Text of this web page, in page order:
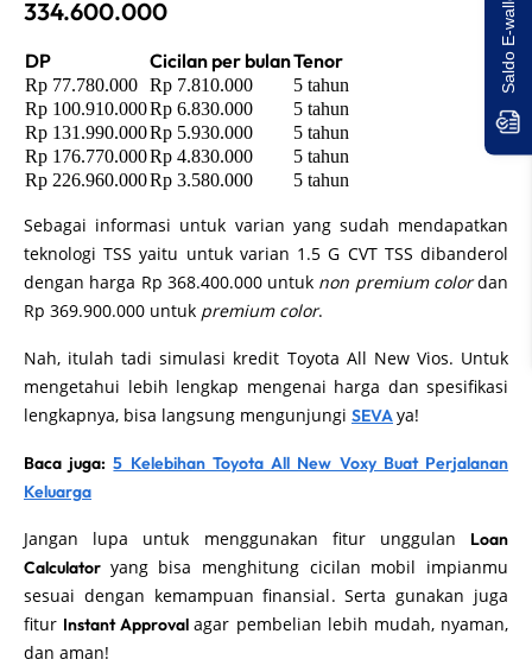
334.600.000
DP Cicilan per bulanTenor
Rp 77.780.000 Rp 7.810.000
5 tahun
Rp 100.910.000Rp 6.830.000
5 tahun
Rp 131.990.000Rp 5.930.000
5 tahun
Rp 176.770.000Rp 4.830.000
5 tahun
Rp 226.960.000Rp 3.580.000 5 tahun
Sebagai informasi untuk varian yang sudah mendapatkan
teknologi TSS yaitu untuk varian 1.5 G CVT TSS dibanderol
dengan harga Rp 368.400.000 untuk non premium colordan
Rp 369.900.000 untuk premium color.
Nah, itulah tadi simulasi kredit Toyota All New Vios. Untuk
mengetahui lebih lengkap mengenai harga dan spesifikasi
lengkapnya, bisa langsung mengunjungi SEVAya!
Baca juga:5 Kelebihan Toyota All New Voxy Buat Perjalanan
Keluarga
Jangan lupa untuk menggunakan fitur unggulan Loan
Calculator yang bisa menghitung cicilan mobil impianmu
sesuai dengan kemampuan finansial. Serta gunakan juga
fitur Instant Approvalagar pembelian lebih mudah, nyaman,
dan aman!